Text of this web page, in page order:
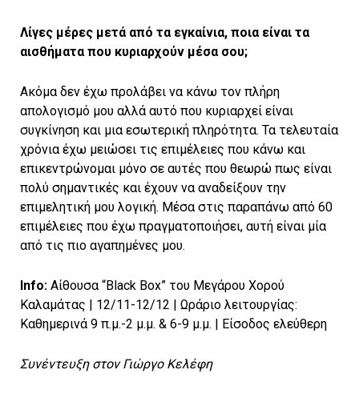
Λίγες μέρες μετά από τα εγκαίνια, ποια είναι τα
αισθήματα που κυριαρχούν μέσα σου;
Ακόμα δεν έχω προλάβει να κάνω τον πλήρη
απολογισμό μου αλλά αυτό που κυριαρχεί είναι
συγκίνηση και μια εσωτερική πληρότητα. Τα τελευταία
χρόνια έχω μειώσει τις επιμέλειες που κάνω και
επικεντρώνομαι μόνο σε αυτές που θεωρώ πως είναι
πολύ σημαντικές και έχουν να αναδείξουν την
επιμελητική μου λογική. Μέσα στις παραπάνω από 60
επιμέλειες που έχω πραγματοποιήσει, αυτή είναι μία
από τις πιο αγαπημένες μου.
Info: Αίθουσα “Black Box” του Μεγάρου Χορού
Καλαμάτας | 12/11-12/12 | Ωράριο λειτουργίας:
Καθημερινά 9 π.μ.-2 μ.μ. & 6-9 μ.μ. | Είσοδος ελεύθερη
Συνέντευξη στον Γιώργο Κελέφη